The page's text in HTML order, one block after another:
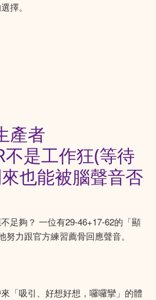
擇。
產者
不是工作狂(等待
也能被腦聲音否
足夠？ 一位有29-46+17-62的「顯
力跟官方練習薦骨回應聲音。
「吸引、好想好想，囉囉攣」的體